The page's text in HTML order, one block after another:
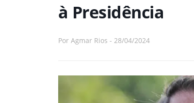
à Presidência
Por Agmar Rios - 28/04/2024